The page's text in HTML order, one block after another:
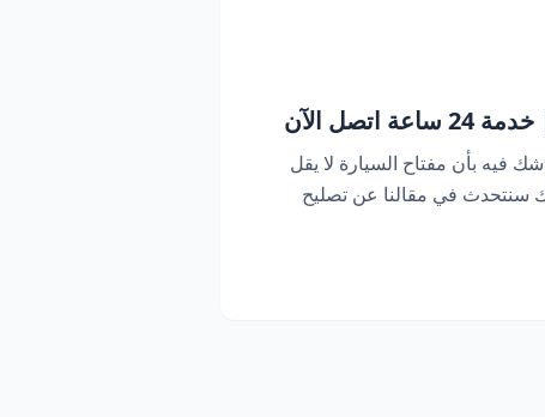
الآن
فيه بأن مفتاح السيارة لا يقل
سنتحدث في مقالنا عن تصليح